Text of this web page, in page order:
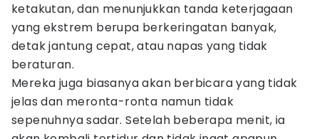
ketakutan, dan menunjukkan tanda keterjagaan
yang ekstrem berupa berkeringatan banyak,
detak jantung cepat, atau napas yang tidak
beraturan.
Mereka juga biasanya akan berbicara yang tidak
jelas dan meronta-ronta namun tidak
sepenuhnya sadar. Setelah beberapa menit, ia